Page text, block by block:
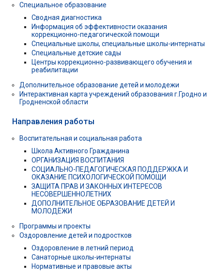
Специальное образование
Сводная диагностика
Информация об эффективности оказания
коррекционно-педагогической помощи
Специальные школы, специальные школы-интернаты
Специальные детские сады
Центры коррекционно-развивающего обучения и
реабилитации
Дополнительное образование детей и молодежи
Интерактивная карта учреждений образования г.Гродно и
Гродненской области
Направления работы
Воспитательная и социальная работа
Школа Активного Гражданина
ОРГАНИЗАЦИЯ ВОСПИТАНИЯ
СОЦИАЛЬНО-ПЕДАГОГИЧЕСКАЯ ПОДДЕРЖКА И
ОКАЗАНИЕ ПСИХОЛОГИЧЕСКОЙ ПОМОЩИ
ЗАЩИТА ПРАВ И ЗАКОННЫХ ИНТЕРЕСОВ
НЕСОВЕРШЕННОЛЕТНИХ
ДОПОЛНИТЕЛЬНОЕ ОБРАЗОВАНИЕ ДЕТЕЙ И
МОЛОДЁЖИ
Программы и проекты
Оздоровление детей и подростков
Оздоровление в летний период
Санаторные школы-интернаты
Нормативные и правовые акты